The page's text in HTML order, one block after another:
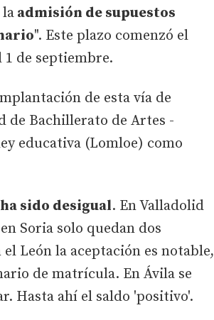
admisión de supuestos
". Este plazo comenzó el
1 de septiembre.
de esta vía de
de Bachillerato de Artes -
educativa (Lomloe) como
sido desigual. En Valladolid
Soria solo quedan dos
León la aceptación es notable,
de matrícula. En Ávila se
Hasta ahí el saldo 'positivo'.